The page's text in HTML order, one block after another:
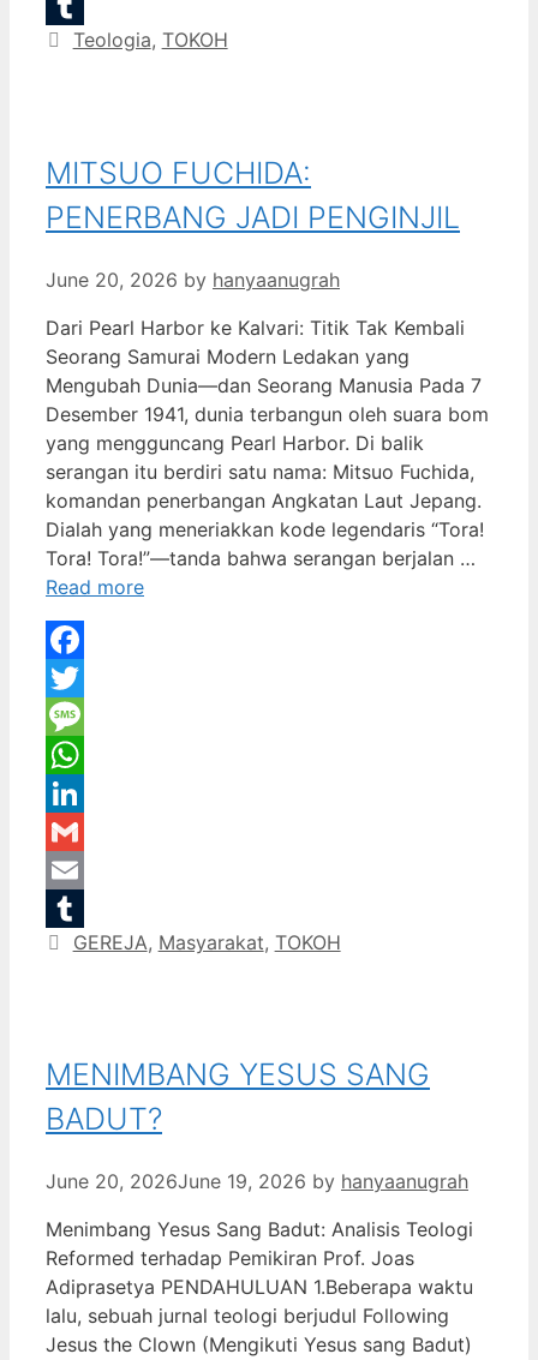
Email
Tumblr
Categories
Teologia, TOKOH
MITSUO FUCHIDA:
PENERBANG JADI PENGINJIL
June 20, 2026 by hanyaanugrah
Dari Pearl Harbor ke Kalvari: Titik Tak Kembali
Seorang Samurai Modern Ledakan yang
Mengubah Dunia—dan Seorang Manusia Pada 7
Desember 1941, dunia terbangun oleh suara bom
yang mengguncang Pearl Harbor. Di balik
serangan itu berdiri satu nama: Mitsuo Fuchida,
komandan penerbangan Angkatan Laut Jepang.
Dialah yang meneriakkan kode legendaris “Tora!
Tora! Tora!”—tanda bahwa serangan berjalan …
Read more
Facebook
Twitter
Message
WhatsApp
LinkedIn
Gmail
Email
Tumblr
Categories
GEREJA, Masyarakat, TOKOH
MENIMBANG YESUS SANG
BADUT?
June 20, 2026June 19, 2026 by hanyaanugrah
Menimbang Yesus Sang Badut: Analisis Teologi
Reformed terhadap Pemikiran Prof. Joas
Adiprasetya PENDAHULUAN 1.Beberapa waktu
lalu, sebuah jurnal teologi berjudul Following
Jesus the Clown (Mengikuti Yesus sang Badut)